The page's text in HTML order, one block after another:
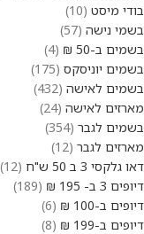
בודי מיסט 10
בשמי נישה 57
בשמים ב-50 ₪
4
בשמים יוניסקס 175
בשמים לאישה 432
מארזים לאישה 24
בשמים לגבר 354
מארזים לגבר 12
דאו גלקסי 3 ב 50 ש"ח
12
דיופים 3 ב- 195 ₪
189
דיופים ב-100 ₪
6
דיופים ב-199 ₪
8